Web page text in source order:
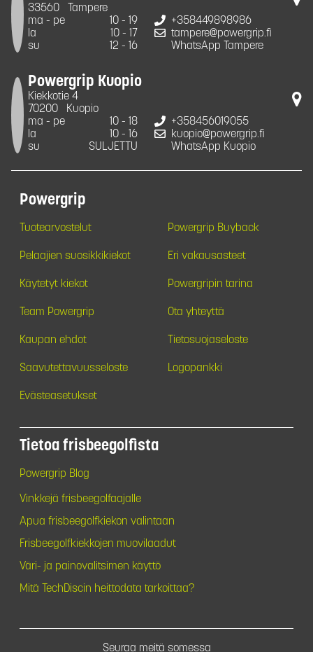
33560
Tampere
ma - pe
10 - 19
la
10 - 17
su
12 - 16
+358449898986
tampere@powergrip.fi
WhatsApp Tampere
Powergrip Kuopio
Kiekkotie 4
70200
Kuopio
ma - pe
10 - 18
la
10 - 16
su
SULJETTU
+358456019055
kuopio@powergrip.fi
WhatsApp Kuopio
Powergrip
Tuotearvostelut Powergrip Buyback
Pelaajien suosikkikiekot Eri vakausasteet
Käytetyt kiekot Powergripin tarina
Team Powergrip Ota yhteyttä
Kaupan ehdot Tietosuojaseloste
Saavutettavuusseloste Logopankki
Evästeasetukset
Tietoa frisbeegolfista
Powergrip Blog
Vinkkejä frisbeegolfaajalle
Apua frisbeegolfkiekon valintaan
Frisbeegolfkiekkojen muovilaadut
Väri- ja painovalitsimen käyttö
Mitä TechDiscin heittodata tarkoittaa?
Seuraa meitä somessa